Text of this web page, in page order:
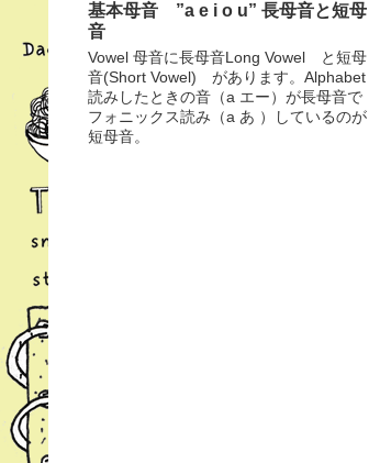
基本母音 ”a e i o u” 長母音と短母
音
Vowel 母音に長母音Long Vowel と短母
音(Short Vowel) があります。Alphabet
読みしたときの音（a エー）が長母音で
フォニックス読み（a あ ）しているのが
短母音。